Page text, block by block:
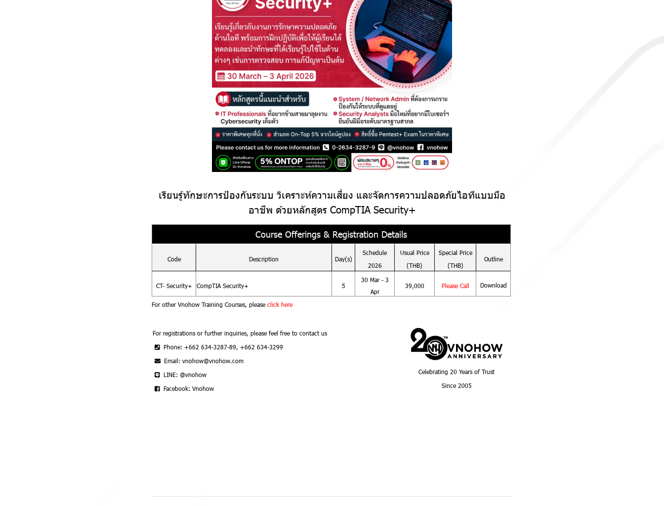
เรียนรู้ทักษะการป้องกันระบบ วิเคราะห์ความเสี่ยง และจัดการความปลอดภัยไอทีแบบมือ
อาชีพ ด้วยหลักสูตร CompTIA Security+
Course Offerings & Registration Details
Code Description Day(s)
Schedule
2026
Usual Price
(THB)
Special Price
(THB)
Outline
CT- Security+ CompTIA Security+ 5
30 Mar - 3
Apr
39,000 Please Call Download
For other Vnohow Training Courses, please click here
For registrations or further inquiries, please feel free to contact us
Phone: +662 634-3287-89, +662 634-3299
Email: vnohow@vnohow.com
LINE: @vnohow
Facebook: Vnohow
Celebrating 20 Years of Trust
Since 2005